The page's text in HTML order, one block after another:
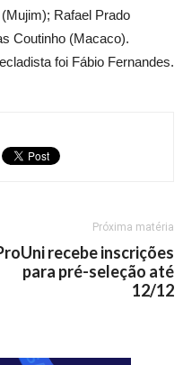
Rafael Prado
Coutinho (Macaco).
foi Fábio Fernandes.
Próxima matéria
recebe inscrições
para pré-seleção até
12/12